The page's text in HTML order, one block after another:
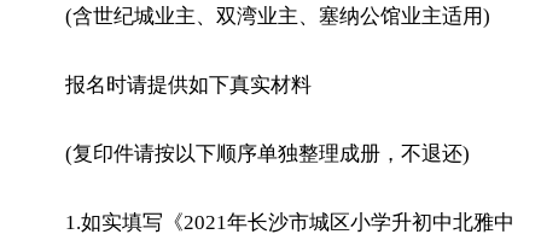
(含世纪城业主、双湾业主、塞纳公馆业主适用)
报名时请提供如下真实材料
(复印件请按以下顺序单独整理成册，不退还)
1.如实填写《2021年长沙市城区小学升初中北雅中